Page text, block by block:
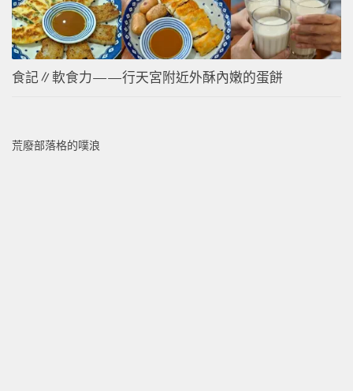
食記∥軟食力——行天宮附近外酥內嫩的蛋餅
荒廢部落格的噗浪